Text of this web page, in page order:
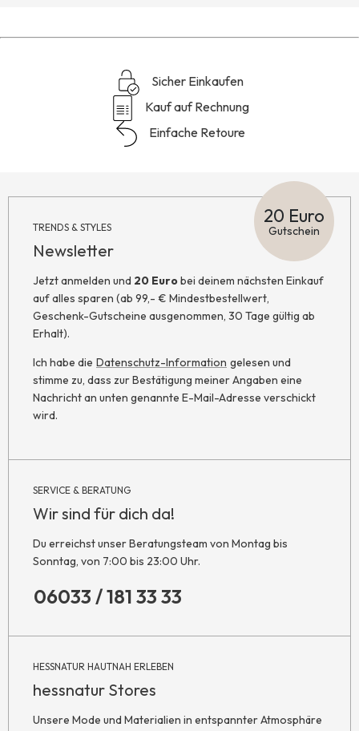
Sicher Einkaufen
Kauf auf Rechnung
Einfache Retoure
TRENDS & STYLES
Newsletter
20 Euro
Gutschein
Jetzt anmelden und 20 Eurobei deinem nächsten Einkauf
auf alles sparen (ab 99,- € Mindestbestellwert,
Geschenk-Gutscheine ausgenommen, 30 Tage gültig ab
Erhalt).
Ich habe die Datenschutz-Information gelesen und
stimme zu, dass zur Bestätigung meiner Angaben eine
Nachricht an unten genannte E-Mail-Adresse verschickt
wird.
SERVICE & BERATUNG
Wir sind für dich da!
Du erreichst unser Beratungsteam von Montag bis
Sonntag, von 7:00 bis 23:00 Uhr.
06033 / 181 33 33
HESSNATUR HAUTNAH ERLEBEN
hessnatur Stores
Unsere Mode und Materialien in entspannter Atmosphäre